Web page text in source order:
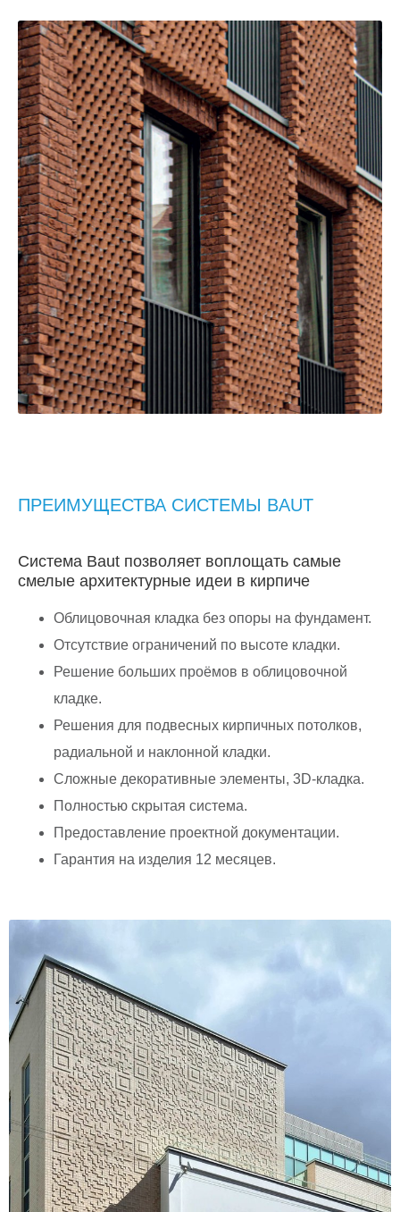
ПРЕИМУЩЕСТВА СИСТЕМЫ BAUT
Система Baut позволяет воплощать самые
смелые архитектурные идеи в кирпиче
Облицовочная кладка без опоры на фундамент.
Отсутствие ограничений по высоте кладки.
Решение больших проёмов в облицовочной
кладке.
Решения для подвесных кирпичных потолков,
радиальной и наклонной кладки.
Сложные декоративные элементы, 3D-кладка.
Полностью скрытая система.
Предоставление проектной документации.
Гарантия на изделия 12 месяцев.